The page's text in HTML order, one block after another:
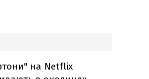
на Netflix